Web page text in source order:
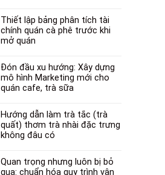
Thiết lập bảng phân tích tài
chính quán cà phê trước khi
mở quán
Đón đầu xu hướng: Xây dựng
mô hình Marketing mới cho
quán cafe, trà sữa
Hướng dẫn làm trà tắc (trà
quất) thơm trà nhài đặc trưng
không đâu có
Quan trọng nhưng luôn bị bỏ
qua: chuẩn hóa quy trình vận